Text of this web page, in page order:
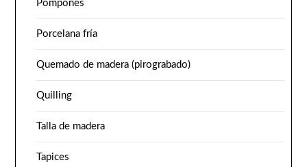
Pompones
Porcelana fría
Quemado de madera (pirograbado)
Quilling
Talla de madera
Tapices